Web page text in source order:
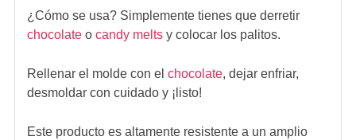
¿Cómo se usa? Simplemente tienes que derretir
chocolateo candy meltsy colocar los palitos.
Rellenar el molde con el chocolate, dejar enfriar,
desmoldar con cuidado y ¡listo!
Este producto es altamente resistente a un amplio